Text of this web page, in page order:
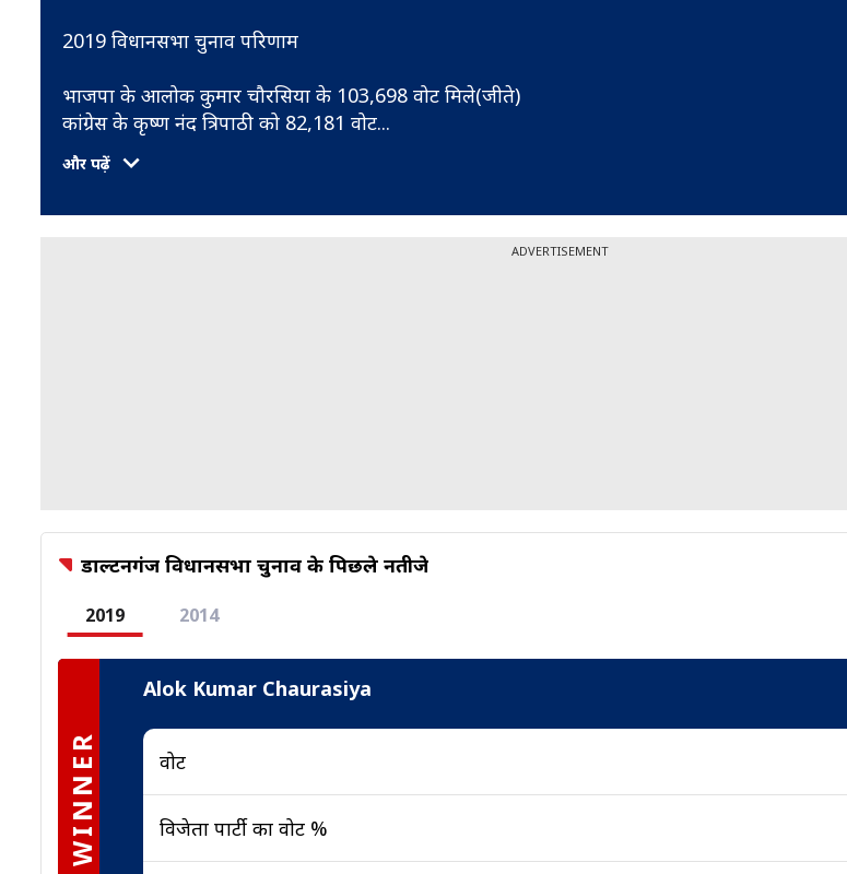
2019 विधानसभा चुनाव परिणाम
भाजपा के आलोक कुमार चौरसिया के 103,698 वोट मिले(जीते)
कांग्रेस के कृष्ण नंद त्रिपाठी को 82,181 वोट...
और पढ़ें
ADVERTISEMENT
डाल्टनगंज विधानसभा चुनाव के पिछले नतीजे
2019 2014
WINNER
Alok Kumar Chaurasiya
वोट
विजेता पार्टी का वोट %